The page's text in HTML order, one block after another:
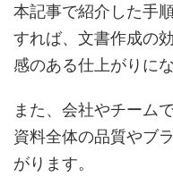
本記事で紹介した手
すれば、文書作成の
感のある仕上がりにな
また、会社やチーム
資料全体の品質やブ
がります。